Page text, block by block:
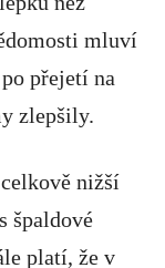
mluví
přejetí na
zlepšily.
nižší
špaldové
platí, že v